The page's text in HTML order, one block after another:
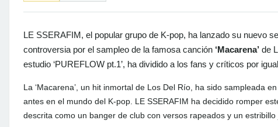
LE SSERAFIM, el popular grupo de K-pop, ha lanzado su nuevo
controversia por el sampleo de la famosa canción ‘Macarena’ de
estudio ‘PUREFLOW pt.1’, ha dividido a los fans y críticos por
La ‘Macarena’, un hit inmortal de Los Del Río, ha sido sampleada
antes en el mundo del K-pop. LE SSERAFIM ha decidido romper
descrita como un banger de club con versos rapeados y un